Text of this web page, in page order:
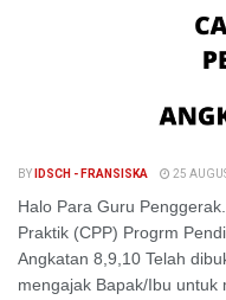
BY IDSCH - FRANSISKA 25
Halo Para Guru
Praktik (CPP) Progrm
Angkatan 8,9,10 Telah
mengajak Bapak/Ibu untuk